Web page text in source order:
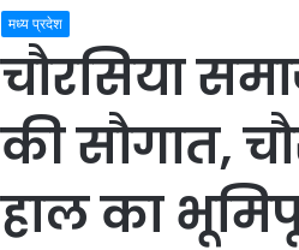
मध्य प्रदेश
चौरसिया
की सौगात,
हाल का